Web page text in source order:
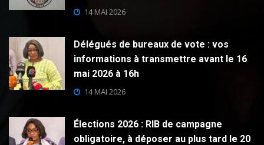
14 MAI 2026
Délégués de bureaux de vote : vos
informations à transmettre avant le 16
mai 2026 à 16h
14 MAI 2026
Élections 2026 : RIB de campagne
obligatoire, à déposer au plus tard le 20